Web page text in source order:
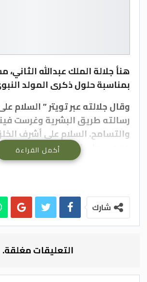
هنأ جلالة الملك عبدالله الثاني،
بمناسبة حلول ذكرى المولد
وقال جلالته عبر تويتر ” السلام
رسالته طريق البشرية وغرست
والتسامح. السلام على أشرف
محمد، صلى الله عليه وسلم، في
أكمل القراءة
شارك
التعليقات مغلقة.